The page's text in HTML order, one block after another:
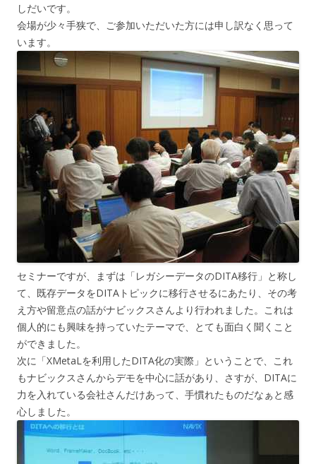
しだいです。
会場が少々手狭で、ご参加いただいた方には申し訳なく思って
います。
セミナーですが、まずは「レガシーデータのDITA移行」と称し
て、既存データをDITAトピックに移行させるにあたり、その考
え方や留意点の話がナビックスさんより行われました。これは
個人的にも興味を持っていたテーマで、とても面白く聞くこと
ができました。
次に「XMetaLを利用したDITA化の実際」ということで、これ
もナビックスさんからデモを中心に話があり、さすが、DITAに
力を入れている会社さんだけあって、手慣れたものだなぁと感
心しました。